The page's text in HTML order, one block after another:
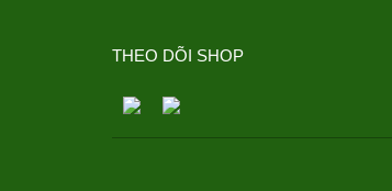
THEO DÕI SHOP